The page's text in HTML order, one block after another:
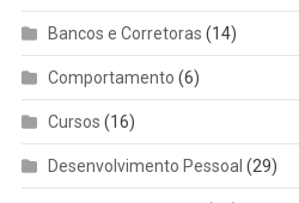
Bancos e Corretoras (14)
Comportamento (6)
Cursos (16)
Desenvolvimento Pessoal (29)